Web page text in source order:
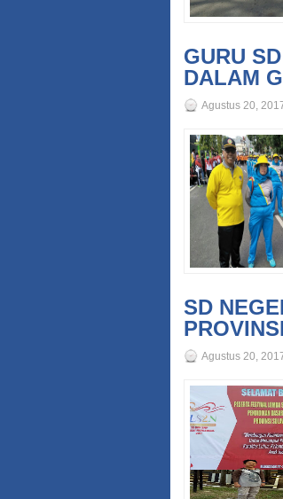
GURU
DALAM
Agustus 20,
SD
PROVINSI
Agustus 20,